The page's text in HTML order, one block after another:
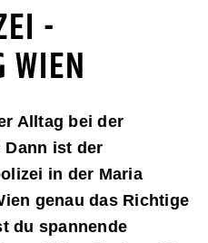
-
WIEN
Alltag bei der
ist der
in der Maria
genau das Richtige
du spannende